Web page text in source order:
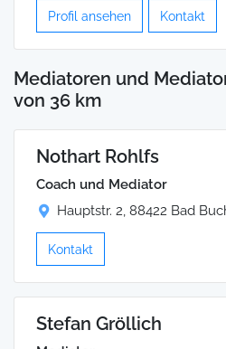
Profil ansehen Kontakt
Mediatoren und
von 36 km
Nothart Rohlfs
Coach und Mediator
Hauptstr. 2, 88422 Bad
Kontakt
Stefan Gröllich